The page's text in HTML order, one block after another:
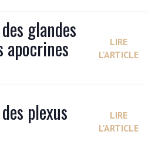
glandes
apocrines
LIRE
L'ARTICLE
plexus
LIRE
L'ARTICLE